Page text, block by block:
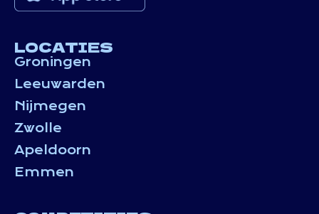
LOCATIES
Groningen
Leeuwarden
Nijmegen
Zwolle
Apeldoorn
Emmen